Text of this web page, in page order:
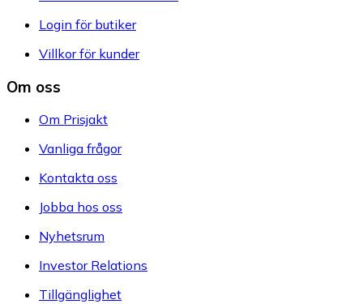
Login för butiker
Villkor för kunder
Om oss
Om Prisjakt
Vanliga frågor
Kontakta oss
Jobba hos oss
Nyhetsrum
Investor Relations
Tillgänglighet